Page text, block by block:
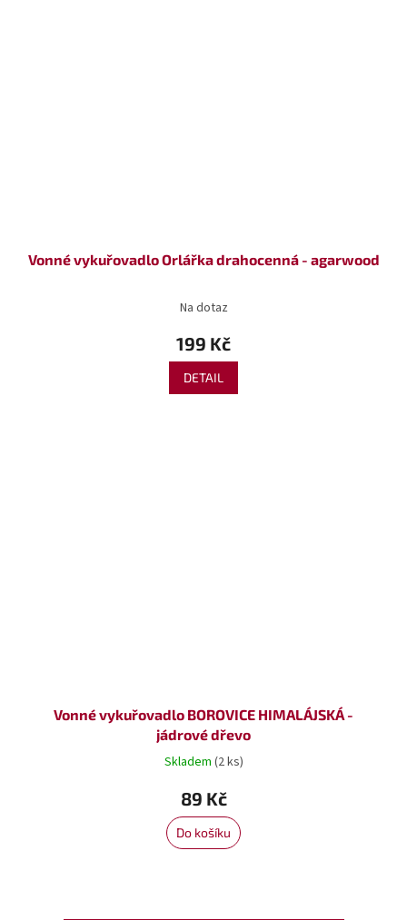
Vonné vykuřovadlo Orlářka drahocenná - agarwood
Na dotaz
199 Kč
DETAIL
Vonné vykuřovadlo BOROVICE HIMALÁJSKÁ -
jádrové dřevo
Skladem (2 ks)
89 Kč
Do košíku